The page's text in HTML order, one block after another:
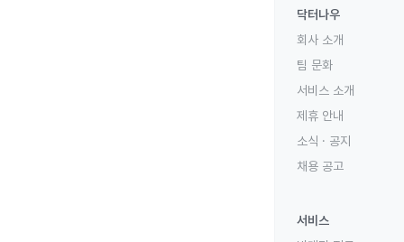
닥터나우
회사 소개
팀 문화
서비스 소개
제휴 안내
소식 · 공지
채용 공고
서비스